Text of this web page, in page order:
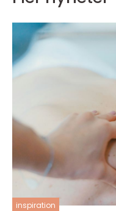
inspiration